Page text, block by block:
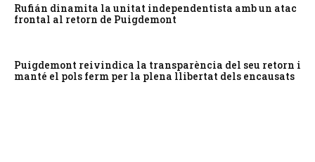
Rufián dinamita la unitat independentista amb un atac
frontal al retorn de Puigdemont
Puigdemont reivindica la transparència del seu retorn i
manté el pols ferm per la plena llibertat dels encausats